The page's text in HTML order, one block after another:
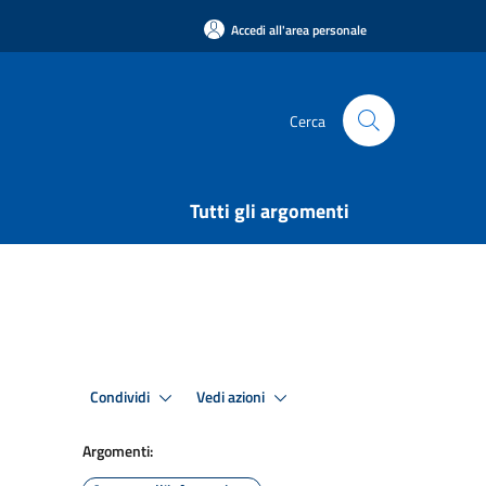
Accedi all'area personale
Cerca
Tutti gli argomenti
Condividi Vedi azioni
Argomenti: